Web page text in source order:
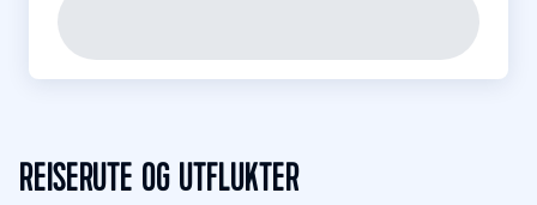
REISERUTE OG UTFLUKTER